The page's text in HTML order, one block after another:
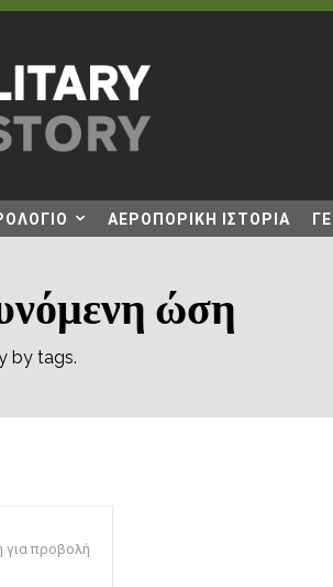
ΑΕΡΟΠΟΡΙΚΗ ΙΣΤΟΡΙΑ
ώση
by tags.
για προβολή